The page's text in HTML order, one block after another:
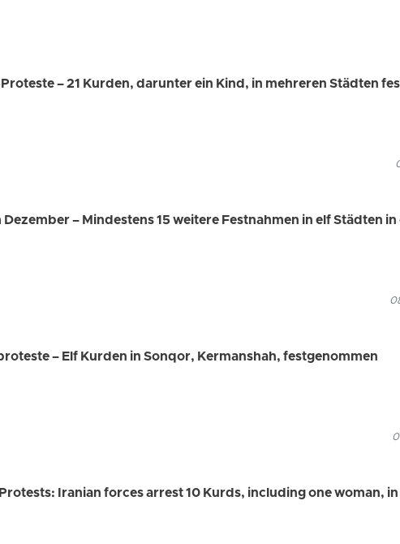
– 21 Kurden, darunter ein Kind, in mehreren Städten
– Mindestens 15 weitere Festnahmen in elf Städten
– Elf Kurden in Sonqor, Kermanshah, festgenommen
Iranian forces arrest 10 Kurds, including one woman,